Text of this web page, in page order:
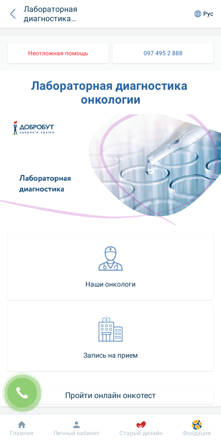
Лабораторная
диагностика
онкологии
Рус
Неотложная помощь 097 495 2 888
Лабораторная диагностика
онкологии
Наши онкологи
Запись на прием
Пройти онлайн онкотест
Календарь скринингов
Как стать нашим пациентом
Добробут Информация Пациенту
Главная Личный кабинет Старый дизайн Фондация